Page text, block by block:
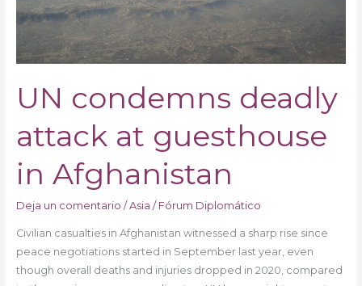
UN condemns deadly
attack at guesthouse
in Afghanistan
Deja un comentario / Asia / Fórum Diplomático
Civilian casualties in Afghanistan witnessed a sharp rise since
peace negotiations started in September last year, even
though overall deaths and injuries dropped in 2020, compared
Afghanistan